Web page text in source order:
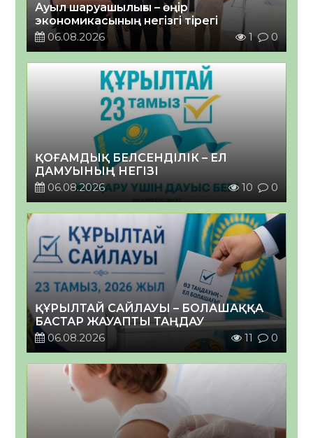
Ауыл шаруашылығы – өңір
экономикасының негізгі тірегі
06.08.2026
1 0
ҚОҒАМДЫҚ БЕЛСЕНДІЛІК – ЕЛ
ДАМУЫНЫҢ НЕГІЗІ
06.08.2026
10 0
ҚҰРЫЛТАЙ САЙЛАУЫ – БОЛАШАҚҚА
БАСТАР ЖАУАПТЫ ТАҢДАУ
06.08.2026
11 0